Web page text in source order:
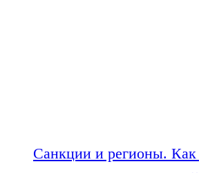
Санкции и регионы. Как